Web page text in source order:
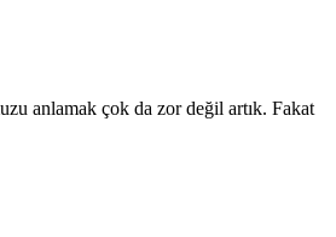
anlamak çok da zor değil artık. Fakat